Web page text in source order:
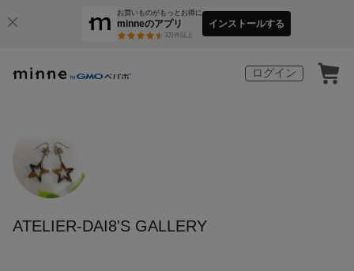
お買いものがもっとお得に
minneのアプリ
3万件以上
インストールする
ログイン
ATELIER-DAI8'S GALLERY